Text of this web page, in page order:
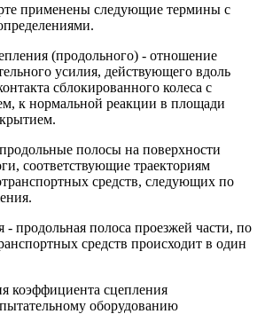
применены следующие термины с
(продольного) - отношение
усилия, действующего вдоль
сблокированного колеса с
к нормальной реакции в площади
полосы на поверхности
соответствующие траекториям
средств, следующих по
продольная полоса проезжей части, по
средств происходит в один
коэффициента сцепления
оборудованию